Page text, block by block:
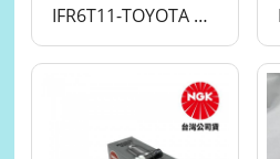
IFR6T11-TOYOTA 雙
銥合金火星塞 ALTIS